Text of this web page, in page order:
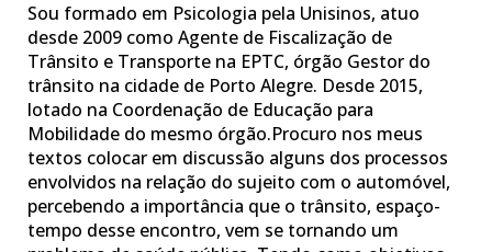
Sou formado em Psicologia pela Unisinos, atuo
desde 2009 como Agente de Fiscalização de
Trânsito e Transporte na EPTC, órgão Gestor do
trânsito na cidade de Porto Alegre. Desde 2015,
lotado na Coordenação de Educação para
Mobilidade do mesmo órgão.Procuro nos meus
textos colocar em discussão alguns dos processos
envolvidos na relação do sujeito com o automóvel,
percebendo a importância que o trânsito, espaço-
tempo desse encontro, vem se tornando um